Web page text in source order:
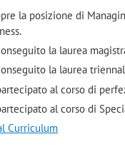
la posizione di
la laurea
la laurea
al corso di
al corso di
Curriculum